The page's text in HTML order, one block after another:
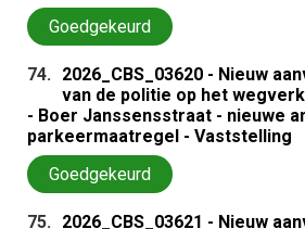
Goedgekeurd
74. 2026_CBS_03620 - Nieuw
van de politie op het
- Boer Janssensstraat - nieuwe
parkeermaatregel - Vaststelling
Goedgekeurd
75. 2026_CBS_03621 - Nieuw